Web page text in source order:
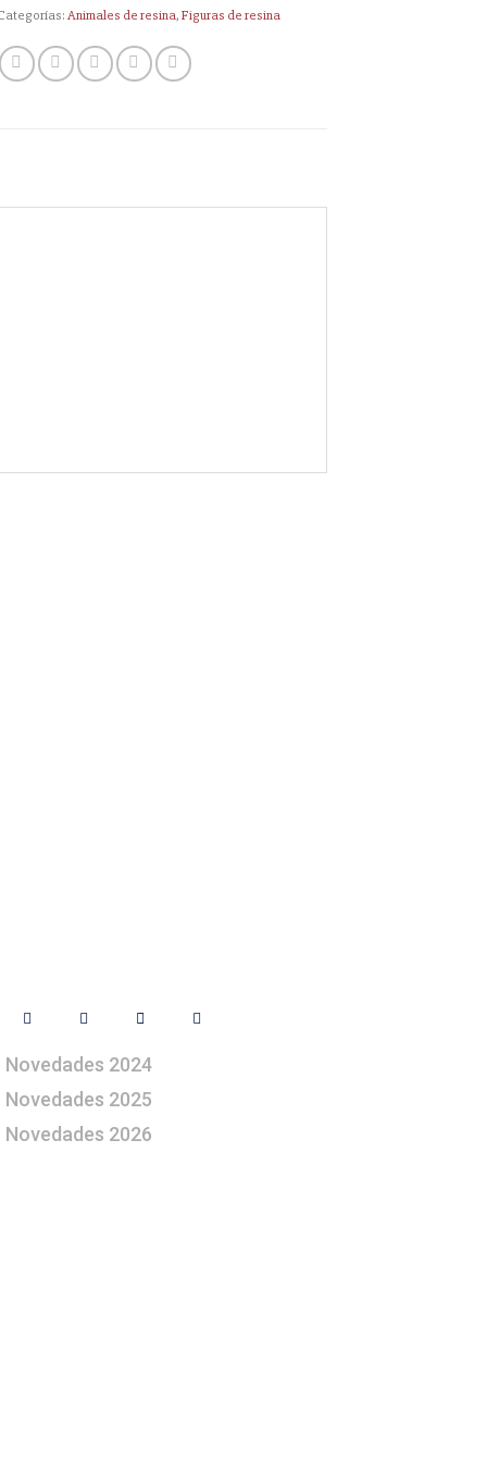
Animales de resina,Figuras de resina
Novedades 2024
Novedades 2025
Novedades 2026